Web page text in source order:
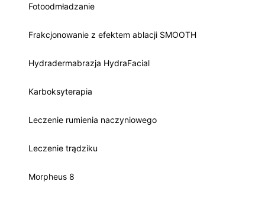
Fotoodmładzanie
Frakcjonowanie z efektem ablacji SMOOTH
Hydradermabrazja HydraFacial
Karboksyterapia
Leczenie rumienia naczyniowego
Leczenie trądziku
Morpheus 8